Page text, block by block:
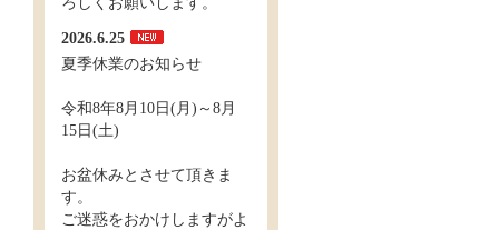
2026.6.25
夏季休業のお知らせ
令和8年8月10日(月)～8月
15日(土)
お盆休みとさせて頂きま
す。
ご迷惑をおかけしますがよ